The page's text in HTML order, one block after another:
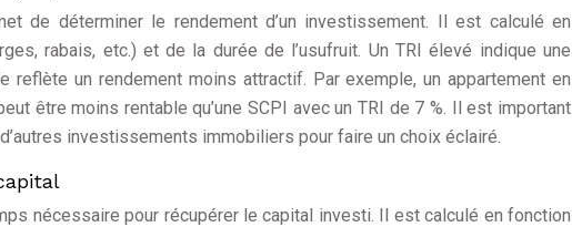
de déterminer le rendement d’un investissement. Il est calculé en
rabais, etc.) et de la durée de l’usufruit. Un TRI élevé indique une
reflète un rendement moins attractif. Par exemple, un appartement en
être moins rentable qu’une SCPI avec un TRI de 7 %. Il est important
investissements immobiliers pour faire un choix éclairé.
nécessaire pour récupérer le capital investi. Il est calculé en fonction